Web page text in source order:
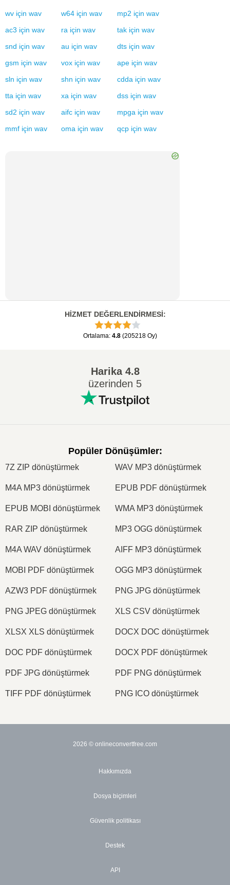
wv için wav w64 için wav mp2 için wav
ac3 için wav ra için wav tak için wav
snd için wav au için wav dts için wav
gsm için wav vox için wav ape için wav
sln için wav shn için wav cdda için wav
tta için wav xa için wav dss için wav
sd2 için wav aifc için wav mpga için wav
mmf için wav oma için wav qcp için wav
HİZMET DEĞERLENDİRMESİ:
Ortalama: 4.8 (205218 Oy)
Harika4.8
üzerinden 5
Popüler Dönüşümler:
7Z ZIP dönüştürmek WAV MP3 dönüştürmek
M4A MP3 dönüştürmek EPUB PDF dönüştürmek
EPUB MOBI dönüştürmek WMA MP3 dönüştürmek
RAR ZIP dönüştürmek MP3 OGG dönüştürmek
M4A WAV dönüştürmek AIFF MP3 dönüştürmek
MOBI PDF dönüştürmek OGG MP3 dönüştürmek
AZW3 PDF dönüştürmek PNG JPG dönüştürmek
PNG JPEG dönüştürmek XLS CSV dönüştürmek
XLSX XLS dönüştürmek DOCX DOC dönüştürmek
DOC PDF dönüştürmek DOCX PDF dönüştürmek
PDF JPG dönüştürmek PDF PNG dönüştürmek
TIFF PDF dönüştürmek PNG ICO dönüştürmek
2026 © onlineconvertfree.com
Hakkımızda
Dosya biçimleri
Güvenlik politikası
Destek
API